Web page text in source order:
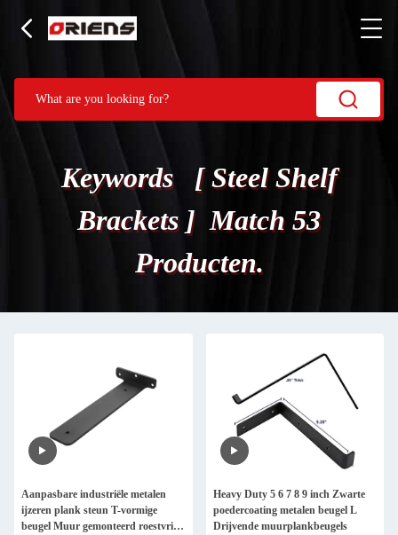
Keywords [ Steel Shelf
Brackets ] Match 53
Producten.
Aanpasbare industriële metalen
ijzeren plank steun T-vormige
beugel Muur gemonteerd roestvrij
Heavy Duty 5 6 7 8 9 inch Zwarte
poedercoating metalen beugel L
Drijvende muurplankbeugels